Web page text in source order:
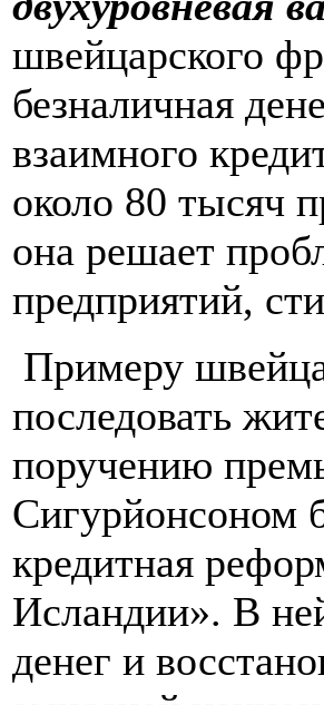
швейцарского
безналичная
взаимного
около 80 тысяч
она решает
предприятий,
Примеру
последовать
поручению
Сигурйонсоном
кредитная
Исландии». В
денег и